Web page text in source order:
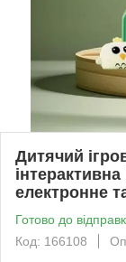
Дитячий
електронне
Готово до
Код: 166108